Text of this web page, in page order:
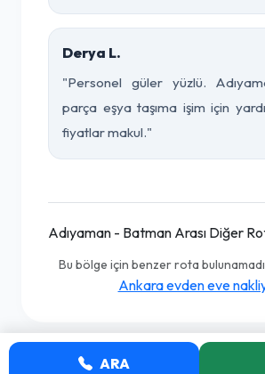
Derya L.
"Personel güler yüzlü.
parça eşya taşıma işim için
fiyatlar makul."
Adıyaman - Batman Arası Diğer
Bu bölge için benzer rota
Ankara evden eve
ARA